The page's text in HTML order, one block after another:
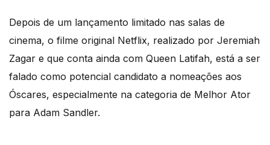
Depois de um lançamento limitado nas salas de
cinema, o filme original Netflix, realizado por Jeremiah
Zagar e que conta ainda com Queen Latifah, está a ser
falado como potencial candidato a nomeações aos
Óscares, especialmente na categoria de Melhor Ator
para Adam Sandler.